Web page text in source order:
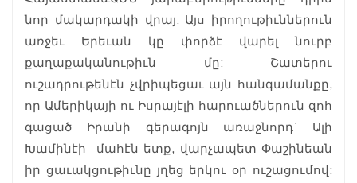
նոր մակարդակի վրայ: Այս իրողութիւններուն
առջեւ Երեւան կը փորձէ վարել նուրբ
քաղաքականութիւն մը: Շատերու
ուշադրութենէն չվրիպեցաւ այն հանգամանքը,
որ Ամերիկայի ու Իսրայէլի հարուածներուն զոհ
գացած Իրանի գերագոյն առաջնորդ` Ալի
Խամինէի մահէն ետք, վարչապետ Փաշինեան
իր ցաւակցութիւնը յղեց երկու օր ուշացումով: